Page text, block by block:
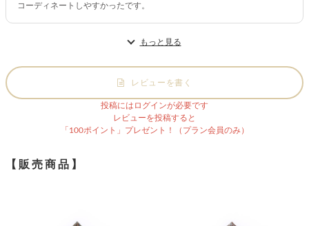
コーディネートしやすかったです。
もっと見る
レビューを書く
投稿にはログインが必要です
レビューを投稿すると
「100ポイント」プレゼント！（プラン会員のみ）
【販売商品】